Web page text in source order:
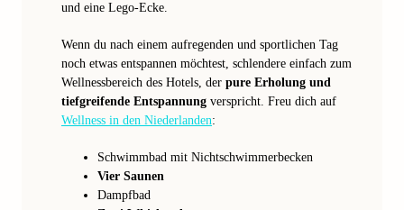
und eine Lego-Ecke.
Wenn du nach einem aufregenden und sportlichen Tag
noch etwas entspannen möchtest, schlendere einfach zum
Wellnessbereich des Hotels, der pure Erholung und
tiefgreifende Entspannung verspricht. Freu dich auf
Wellness in den Niederlanden:
Schwimmbad mit Nichtschwimmerbecken
Vier Saunen
Dampfbad